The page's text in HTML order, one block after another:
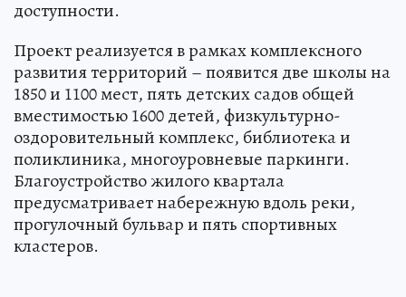
доступности.
Проект реализуется в рамках комплексного
развития территорий – появится две школы на
1850 и 1100 мест, пять детских садов общей
вместимостью 1600 детей, физкультурно-
оздоровительный комплекс, библиотека и
поликлиника, многоуровневые паркинги.
Благоустройство жилого квартала
предусматривает набережную вдоль реки,
прогулочный бульвар и пять спортивных
кластеров.